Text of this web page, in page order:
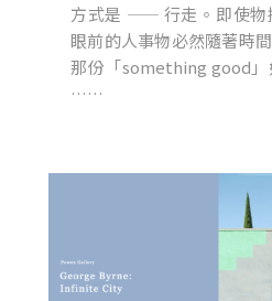
方式是 —— 行走。即使物
眼前的人事物必然隨著時
那份「something good
……